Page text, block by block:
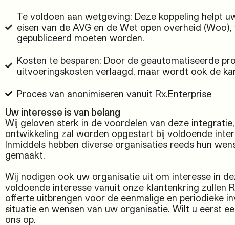
Te voldoen aan wetgeving: Deze koppeling helpt
eisen van de AVG en de Wet open overheid
gepubliceerd moeten worden.
Kosten te besparen: Door de geautomatiseerde
uitvoeringskosten verlaagd, maar wordt ook de
Proces van anonimiseren vanuit Rx.Enterprise
Uw interesse is van belang
Wij geloven sterk in de voordelen van deze
ontwikkeling zal worden opgestart bij voldoende
Inmiddels hebben diverse organisaties reeds hun
gemaakt.
Wij nodigen ook uw organisatie uit om interesse in
voldoende interesse vanuit onze klantenkring zullen
offerte uitbrengen voor de eenmalige en periodieke
situatie en wensen van uw organisatie. Wilt u eerst
ons op.